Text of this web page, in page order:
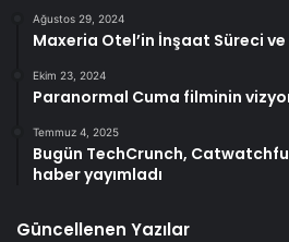
Ağustos 29, 2024
Maxeria Otel’in İnşaat Süreci
Ekim 23, 2024
Paranormal Cuma filminin
Temmuz 4, 2025
Bugün TechCrunch,
haber yayımladı
Güncellenen Yazılar